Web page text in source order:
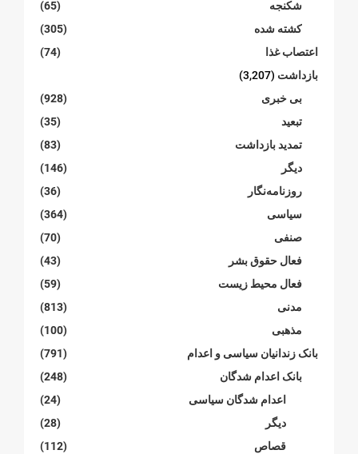
شکنجە
(65)
کشته شده
(305)
اعتصاب غذا
(74)
بازداشت (3,207)
بی خبری
(928)
تبعید
(35)
تمدید بازداشت
(83)
دیگر
(146)
روزنامەنگار
(36)
سیاسی
(364)
صنفی
(70)
فعال حقوق بشر
(43)
فعال محیط زیست
(59)
مدنی
(813)
مذهبی
(100)
بانک زندانیان سیاسی و اعدام
(791)
بانک اعدام شدگان
(248)
اعدام شدگان سیاسی
(24)
دیگر
(28)
قصاص
(112)